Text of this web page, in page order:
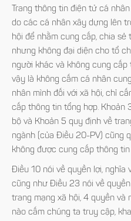
Trang thông tin điện tử cá
do các cá nhân xây dựng lên
hội để nhằm cung cấp, chia
nhưng không đại diện cho tổ
người khác và không cung
vậy là không cấm cá nhân
nhân mình đối với xã hội, chỉ
cấp thông tin tổng hợp. Khoản
bộ và Khoản 5 quy định về
ngành (của Điều 20-PV) cũng
không được cung cấp thông tin
Điều 10 nói về quyền lợi,
cũng như Điều 23 nói về
trang mạng xã hội, 4 quyền và
nào cấm chúng ta truy cập,